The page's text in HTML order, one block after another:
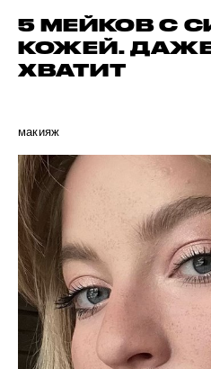
5 МЕЙКОВ C
КОЖЕЙ. ДАЖЕ
ХВАТИТ
макияж